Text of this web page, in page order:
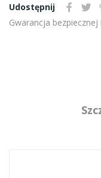
Udostępnij
Gwarancja